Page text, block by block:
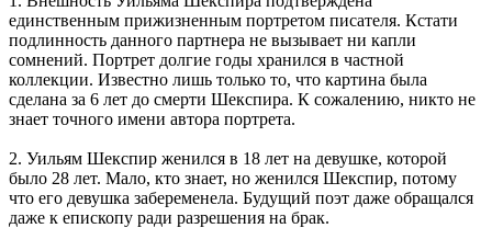
единственным прижизненным портретом писателя. Кстати
подлинность данного партнера не вызывает ни капли
сомнений. Портрет долгие годы хранился в частной
коллекции. Известно лишь только то, что картина была
сделана за 6 лет до смерти Шекспира. К сожалению, никто не
знает точного имени автора портрета.
2. Уильям Шекспир женился в 18 лет на девушке, которой
было 28 лет. Мало, кто знает, но женился Шекспир, потому
что его девушка забеременела. Будущий поэт даже обращался
даже к епископу ради разрешения на брак.